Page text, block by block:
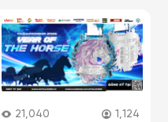
21,040 1,124